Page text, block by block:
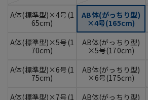
A体(標準型)×4号(1
65cm)
AB体(がっちり型)
×4号(165cm)
A体(標準型)×5号(1
70cm)
AB体(がっちり型)
×5号(170cm)
A体(標準型)×6号(1
75cm)
AB体(がっちり型)
×6号(175cm)
A体(標準型)×7号(1
AB体(がっちり型)